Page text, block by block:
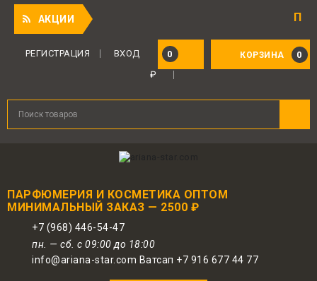
АКЦИИ Приятный
КОРЗИНА 0
0
РЕГИСТРАЦИЯ
ВХОД
₽
ПАРФЮМЕРИЯ И КОСМЕТИКА ОПТОМ
МИНИМАЛЬНЫЙ ЗАКАЗ — 2500 ₽
+7 (968) 446-54-47
пн. — сб. с 09:00 до 18:00
info@ariana-star.com Ватсап +7 916 677 44 77
Для авторизованных пользователей
предоставляется 1 бонус за 100 руб.
от совершенной покупки. Бонусами